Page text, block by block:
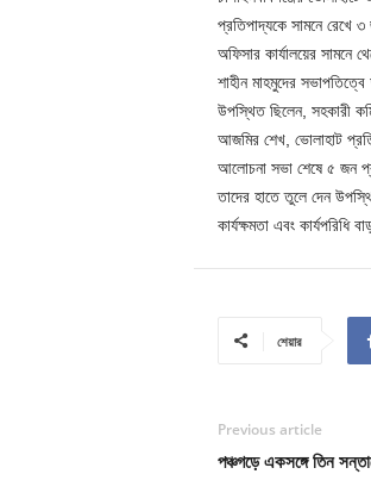
প্রতিপাদ্যকে সামনে রেখে ৩
অফিসার কার্যালয়ের
শাহীন মাহমুদের
উপস্থিত ছিলেন, সহকারী
আজমির শেখ, ভোলাহাট
আলোচনা সভা শেষে ৫ জন
তাদের হাতে তুলে দেন
কার্যক্ষমতা এবং
শেয়ার
Previous article
পঞ্চগড়ে একসঙ্গে তিন